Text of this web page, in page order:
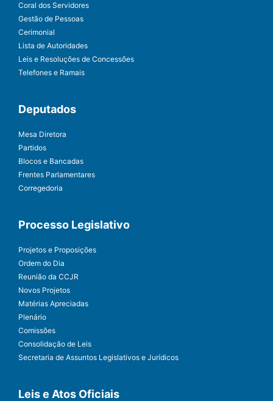
Coral dos Servidores
Gestão de Pessoas
Cerimonial
Lista de Autoridades
Leis e Resoluções de Concessões
Telefones e Ramais
Deputados
Mesa Diretora
Partidos
Blocos e Bancadas
Frentes Parlamentares
Corregedoria
Processo Legislativo
Projetos e Proposições
Ordem do Dia
Reunião da CCJR
Novos Projetos
Matérias Apreciadas
Plenário
Comissões
Consolidação de Leis
Secretaria de Assuntos Legislativos e Jurídicos
Leis e Atos Oficiais